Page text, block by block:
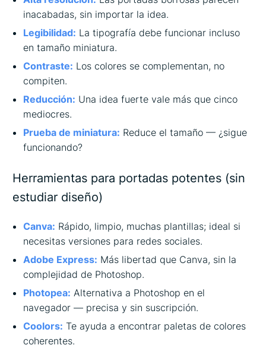
inacabadas, sin importar la idea.
Legibilidad: La tipografía debe funcionar incluso
en tamaño miniatura.
Contraste: Los colores se complementan, no
compiten.
Reducción: Una idea fuerte vale más que cinco
mediocres.
Prueba de miniatura: Reduce el tamaño — ¿sigue
funcionando?
Herramientas para portadas potentes (sin
estudiar diseño)
Canva: Rápido, limpio, muchas plantillas; ideal si
necesitas versiones para redes sociales.
Adobe Express: Más libertad que Canva, sin la
complejidad de Photoshop.
Photopea: Alternativa a Photoshop en el
navegador — precisa y sin suscripción.
Coolors: Te ayuda a encontrar paletas de colores
coherentes.